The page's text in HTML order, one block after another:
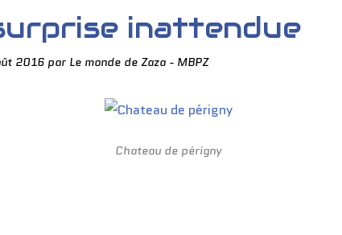
inattendue
2016 par Le monde de Zaza - MBPZ
Chateau de périgny